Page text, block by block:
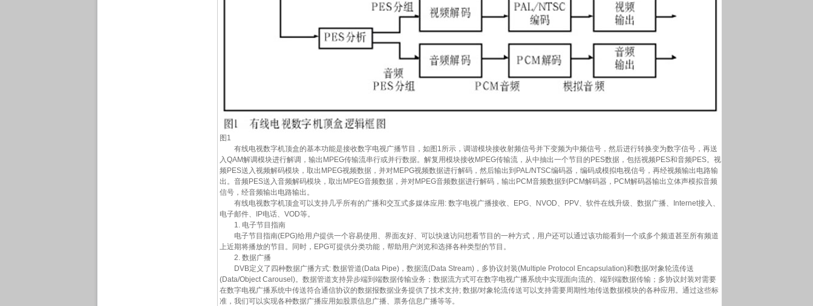
图1
有线电视数字机顶盒的基本功能是接收数字电视广播节目，如图1所示，调谐模块接收射频信号并下变频为中频信号，然后进行转换变为数字信号，再送
入QAM解调模块进行解调，输出MPEG传输流串行或并行数据。解复用模块接收MPEG传输流，从中抽出一个节目的PES数据，包括视频PES和音频PES。视
频PES送入视频解码模块，取出MPEG视频数据，并对MEPG视频数据进行解码，然后输出到PAL/NTSC编码器，编码成模拟电视信号，再经视频输出电路输
出。音频PES送入音频解码模块，取出MPEG音频数据，并对MPEG音频数据进行解码，输出PCM音频数据到PCM解码器，PCM解码器输出立体声模拟音频
信号，经音频输出电路输出。
有线电视数字机顶盒可以支持几乎所有的广播和交互式多媒体应用: 数字电视广播接收、EPG、NVOD、PPV、软件在线升级、数据广播、Internet接入、
电子邮件、IP电话、VOD等。
1. 电子节目指南
电子节目指南(EPG)给用户提供一个容易使用、界面友好、可以快速访问想看节目的一种方式，用户还可以通过该功能看到一个或多个频道甚至所有频道
上近期将播放的节目。同时，EPG可提供分类功能，帮助用户浏览和选择各种类型的节目。
2. 数据广播
DVB定义了四种数据广播方式: 数据管道(Data Pipe)，数据流(Data Stream)，多协议封装(Multiple Protocol Encapsulation)和数据/对象轮流传送
(Data/Object Carousel)。数据管道支持异步端到端数据传输业务；数据流方式可在数字电视广播系统中实现面向流的、端到端数据传输；多协议封装对需要
在数字电视广播系统中传送符合通信协议的数据报数据业务提供了技术支持; 数据/对象轮流传送可以支持需要周期性地传送数据模块的各种应用。通过这些标
准，我们可以实现各种数据广播应用如股票信息广播、票务信息广播等等。